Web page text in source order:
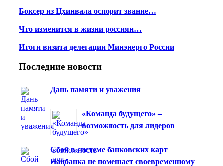
Боксер из Цхинвала оспорит звание…
Что изменится в жизни россиян…
Итоги визита делегации Минэнерго России
Последние новости
Дань памяти и уважения
«Команда будущего» –
возможность для лидеров
Сбой в системе банковских карт
Нацбанка не помешает своевременному